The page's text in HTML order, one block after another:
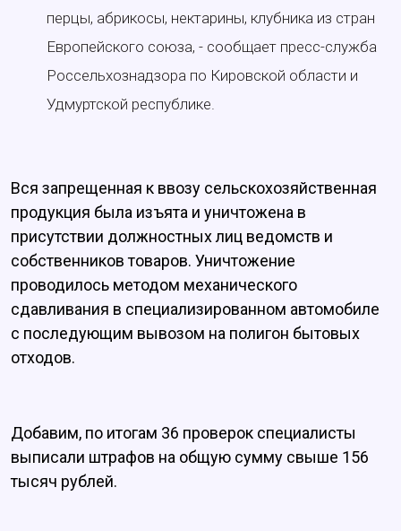
перцы, абрикосы, нектарины, клубника из стран
Европейского союза, - сообщает пресс-служба
Россельхознадзора по Кировской области и
Удмуртской республике.
Вся запрещенная к ввозу сельскохозяйственная
продукция была изъята и уничтожена в
присутствии должностных лиц ведомств и
собственников товаров. Уничтожение
проводилось методом механического
сдавливания в специализированном автомобиле
с последующим вывозом на полигон бытовых
отходов.
Добавим, по итогам 36 проверок специалисты
выписали штрафов на общую сумму свыше 156
тысяч рублей.